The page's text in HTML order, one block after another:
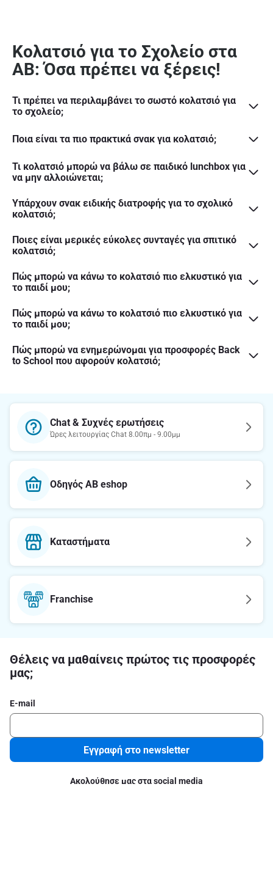
Κολατσιό για το Σχολείο στα
ΑΒ: Όσα πρέπει να ξέρεις!
Τι πρέπει να περιλαμβάνει το σωστό κολατσιό για
το σχολείο;
Ποια είναι τα πιο πρακτικά σνακ για κολατσιό;
Τι κολατσιό μπορώ να βάλω σε παιδικό lunchbox για
να μην αλλοιώνεται;
Υπάρχουν σνακ ειδικής διατροφής για το σχολικό
κολατσιό;
Ποιες είναι μερικές εύκολες συνταγές για σπιτικό
κολατσιό;
Πώς μπορώ να κάνω το κολατσιό πιο ελκυστικό για
το παιδί μου;
Πώς μπορώ να κάνω το κολατσιό πιο ελκυστικό για
το παιδί μου;
Πώς μπορώ να ενημερώνομαι για προσφορές Back
to School που αφορούν κολατσιό;
Chat & Συχνές ερωτήσεις
Ώρες λειτουργίας Chat 8.00πμ - 9.00μμ
Οδηγός AB eshop
Καταστήματα
Franchise
Θέλεις να μαθαίνεις πρώτος τις προσφορές
μας;
E-mail
Εγγραφή στο newsletter
Ακολούθησε μας στα social media